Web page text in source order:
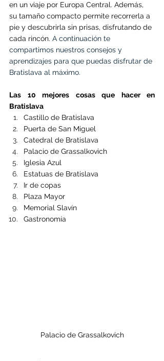
en un viaje por Europa Central. Además,
su tamaño compacto permite recorrerla a
pie y descubrirla sin prisas, disfrutando de
cada rincón. A continuación te
compartimos nuestros consejos y
aprendizajes para que puedas disfrutar de
Bratislava al máximo.
Las 10 mejores cosas que hacer en
Bratislava
Castillo de Bratislava
Puerta de San Miguel
Catedral de Bratislava
Palacio de Grassalkovich
Iglesia Azul
Estatuas de Bratislava
Ir de copas
Plaza Mayor
Memorial Slavín
Gastronomía
Palacio de Grassalkovich